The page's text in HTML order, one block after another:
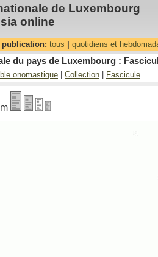
de Luxembourg
online
publication: tous quotidiens et
du pays de Luxembourg :
onomastique Collection Fascicule